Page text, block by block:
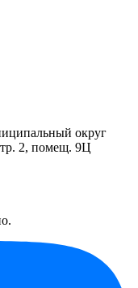
округ
2, помещ. 9Ц